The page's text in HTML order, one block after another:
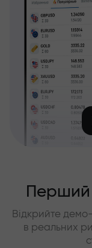
Перший
Відкрийте
в реальних